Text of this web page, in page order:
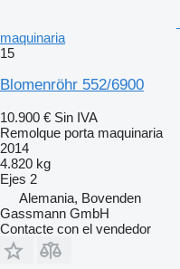
maquinaria
15
Blomenröhr 552/6900
10.900 € Sin IVA
Remolque porta maquinaria
2014
4.820 kg
Ejes 2
Alemania, Bovenden
Gassmann GmbH
Contacte con el vendedor